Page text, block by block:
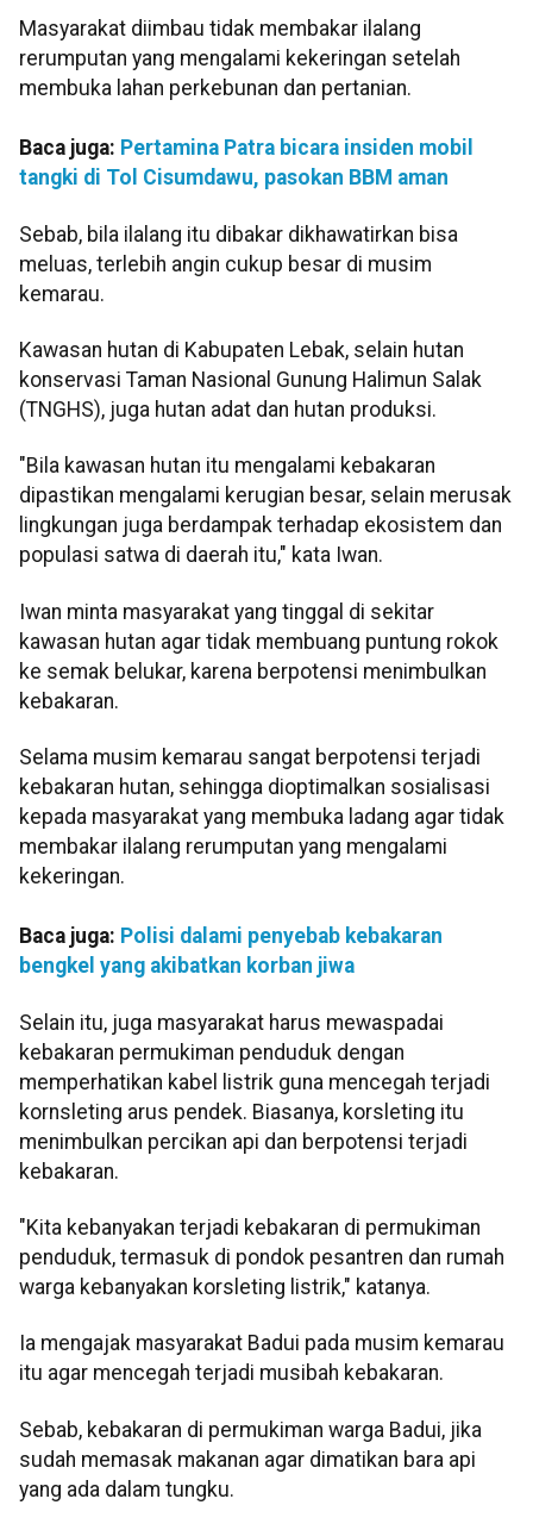
Masyarakat diimbau tidak membakar ilalang
rerumputan yang mengalami kekeringan setelah
membuka lahan perkebunan dan pertanian.
Baca juga: Pertamina Patra bicara insiden mobil
tangki di Tol Cisumdawu, pasokan BBM aman
Sebab, bila ilalang itu dibakar dikhawatirkan bisa
meluas, terlebih angin cukup besar di musim
kemarau.
Kawasan hutan di Kabupaten Lebak, selain hutan
konservasi Taman Nasional Gunung Halimun Salak
(TNGHS), juga hutan adat dan hutan produksi.
"Bila kawasan hutan itu mengalami kebakaran
dipastikan mengalami kerugian besar, selain merusak
lingkungan juga berdampak terhadap ekosistem dan
populasi satwa di daerah itu," kata Iwan.
Iwan minta masyarakat yang tinggal di sekitar
kawasan hutan agar tidak membuang puntung rokok
ke semak belukar, karena berpotensi menimbulkan
kebakaran.
Selama musim kemarau sangat berpotensi terjadi
kebakaran hutan, sehingga dioptimalkan sosialisasi
kepada masyarakat yang membuka ladang agar tidak
membakar ilalang rerumputan yang mengalami
kekeringan.
Baca juga: Polisi dalami penyebab kebakaran
bengkel yang akibatkan korban jiwa
Selain itu, juga masyarakat harus mewaspadai
kebakaran permukiman penduduk dengan
memperhatikan kabel listrik guna mencegah terjadi
kornsleting arus pendek. Biasanya, korsleting itu
menimbulkan percikan api dan berpotensi terjadi
kebakaran.
"Kita kebanyakan terjadi kebakaran di permukiman
penduduk, termasuk di pondok pesantren dan rumah
warga kebanyakan korsleting listrik," katanya.
Ia mengajak masyarakat Badui pada musim kemarau
itu agar mencegah terjadi musibah kebakaran.
Sebab, kebakaran di permukiman warga Badui, jika
sudah memasak makanan agar dimatikan bara api
yang ada dalam tungku.